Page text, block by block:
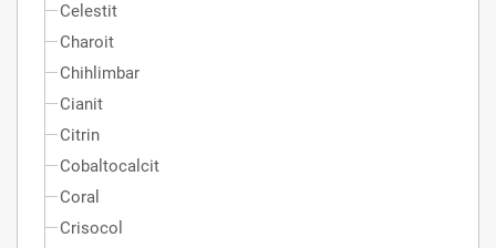
Celestit
Charoit
Chihlimbar
Cianit
Citrin
Cobaltocalcit
Coral
Crisocol